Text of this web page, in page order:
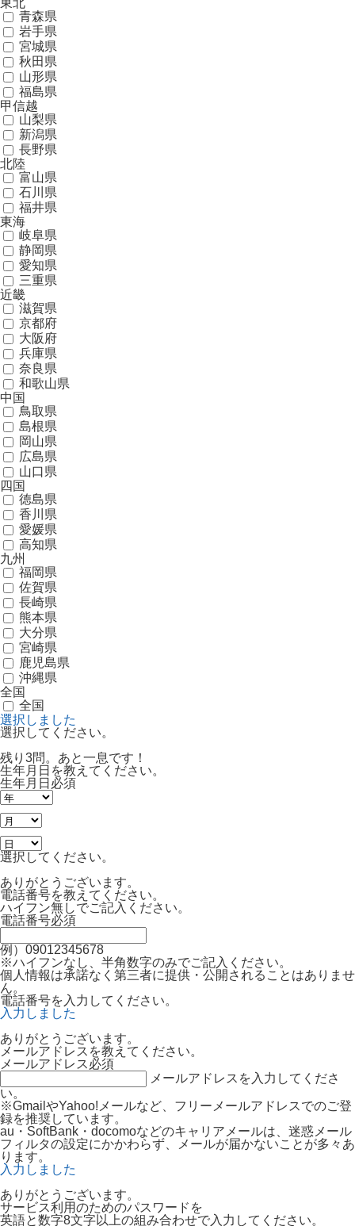
青森県
岩手県
宮城県
秋田県
山形県
福島県
甲信越
山梨県
新潟県
長野県
北陸
富山県
石川県
福井県
東海
岐阜県
静岡県
愛知県
三重県
近畿
滋賀県
京都府
大阪府
兵庫県
奈良県
和歌山県
中国
鳥取県
島根県
岡山県
広島県
山口県
四国
徳島県
香川県
愛媛県
高知県
九州
福岡県
佐賀県
長崎県
熊本県
大分県
宮崎県
鹿児島県
沖縄県
全国
全国
選択しました
選択してください。
残り3問。あと一息です！
生年月日を教えてください。
生年月日 必須
選択してください。
ありがとうございます。
電話番号を教えてください。
ハイフン無しでご記入ください。
電話番号必須
例）09012345678
※ハイフンなし、半角数字のみでご記入ください。
個人情報は承諾なく第三者に提供・公開されることはありませ
ん。
電話番号を入力してください。
入力しました
ありがとうございます。
メールアドレスを教えてください。
メールアドレス必須
メールアドレスを入力してくださ
い。
※GmailやYahoo!メールなど、フリーメールアドレスでのご登
録を推奨しています。
au・SoftBank・docomoなどのキャリアメールは、迷惑メール
フィルタの設定にかかわらず、メールが届かないことが多々あ
ります。
入力しました
ありがとうございます。
サービス利用のためのパスワードを
英語と数字8文字以上の組み合わせで入力してください。